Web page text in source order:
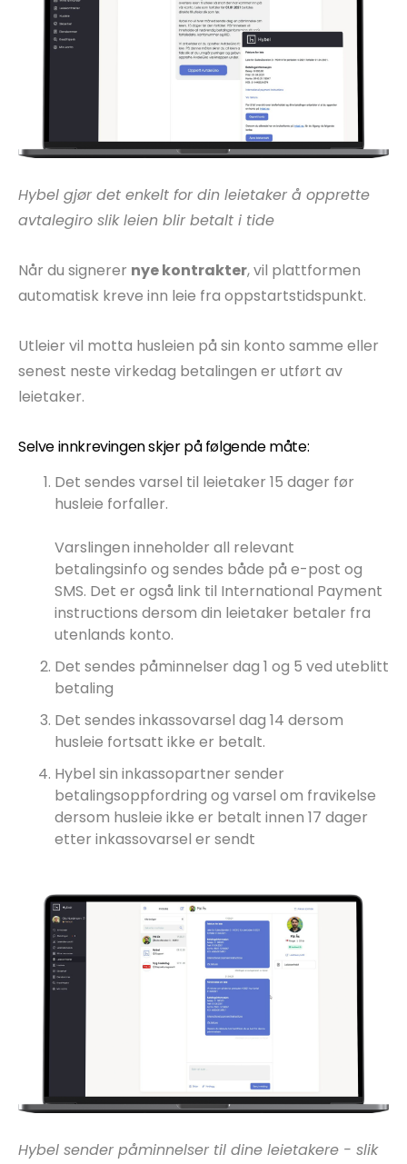
Hybel gjør det enkelt for din leietaker å opprette
avtalegiro slik leien blir betalt i tide
Når du signerer nye kontrakter, vil plattformen
automatisk kreve inn leie fra oppstartstidspunkt.
Utleier vil motta husleien på sin konto samme eller
senest neste virkedag betalingen er utført av
leietaker.
Selve innkrevingen skjer på følgende måte:
Det sendes varsel til leietaker 15 dager før
husleie forfaller.
Varslingen inneholder all relevant
betalingsinfo og sendes både på e-post og
SMS. Det er også link til International Payment
instructions dersom din leietaker betaler fra
utenlands konto.
Det sendes påminnelser dag 1 og 5 ved uteblitt
betaling
Det sendes inkassovarsel dag 14 dersom
husleie fortsatt ikke er betalt.
Hybel sin inkassopartner sender
betalingsoppfordring og varsel om fravikelse
dersom husleie ikke er betalt innen 17 dager
etter inkassovarsel er sendt
Hybel sender påminnelser til dine leietakere - slik